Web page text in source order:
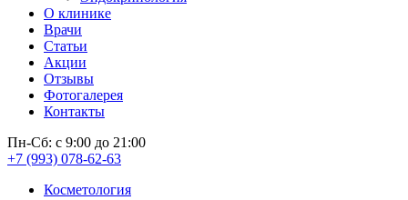
О клинике
Врачи
Статьи
Акции
Отзывы
Фотогалерея
Контакты
Пн-Сб: с 9:00 до 21:00
+7 (993) 078-62-63
Косметология